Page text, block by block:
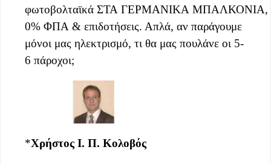
φωτοβολταϊκά ΣΤΑ ΓΕΡΜΑΝΙΚΑ ΜΠΑΛΚΟΝΙΑ,
0% ΦΠΑ & επιδοτήσεις. Απλά, αν παράγουμε
μόνοι μας ηλεκτρισμό, τι θα μας πουλάνε οι 5-
6 πάροχοι;
*Χρήστος Ι. Π. Κολοβός